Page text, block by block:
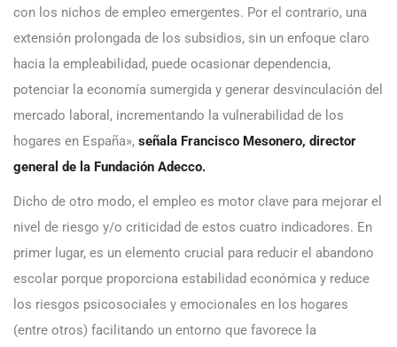
con los nichos de empleo emergentes. Por el contrario, una
extensión prolongada de los subsidios, sin un enfoque claro
hacia la empleabilidad, puede ocasionar dependencia,
potenciar la economía sumergida y generar desvinculación del
mercado laboral, incrementando la vulnerabilidad de los
hogares en España», señala Francisco Mesonero, director
general de la Fundación Adecco.
Dicho de otro modo, el empleo es motor clave para mejorar el
nivel de riesgo y/o criticidad de estos cuatro indicadores. En
primer lugar, es un elemento crucial para reducir el abandono
escolar porque proporciona estabilidad económica y reduce
los riesgos psicosociales y emocionales en los hogares
(entre otros) facilitando un entorno que favorece la